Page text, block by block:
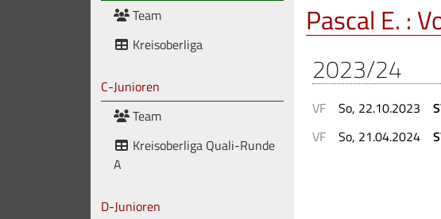
Team
Kreisoberliga
C-Junioren
Team
Kreisoberliga Quali-Runde
A
D-Junioren
Pascal E. :
2023/24
VF So, 22.10.2023
VF So, 21.04.2024